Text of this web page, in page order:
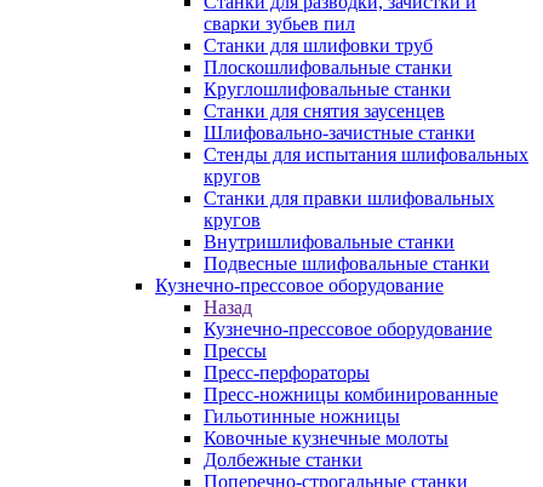
сварки зубьев пил
Станки для шлифовки труб
Плоскошлифовальные станки
Круглошлифовальные станки
Станки для снятия заусенцев
Шлифовально-зачистные станки
Стенды для испытания шлифовальных
кругов
Станки для правки шлифовальных
кругов
Внутришлифовальные станки
Подвесные шлифовальные станки
Кузнечно-прессовое оборудование
Назад
Кузнечно-прессовое оборудование
Прессы
Пресс-перфораторы
Пресс-ножницы комбинированные
Гильотинные ножницы
Ковочные кузнечные молоты
Долбежные станки
Поперечно-строгальные станки